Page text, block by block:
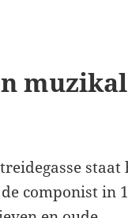
staat
componist in